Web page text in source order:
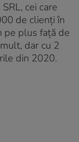
cei care
de clienți în
pe plus față de
dar cu 2
din 2020.